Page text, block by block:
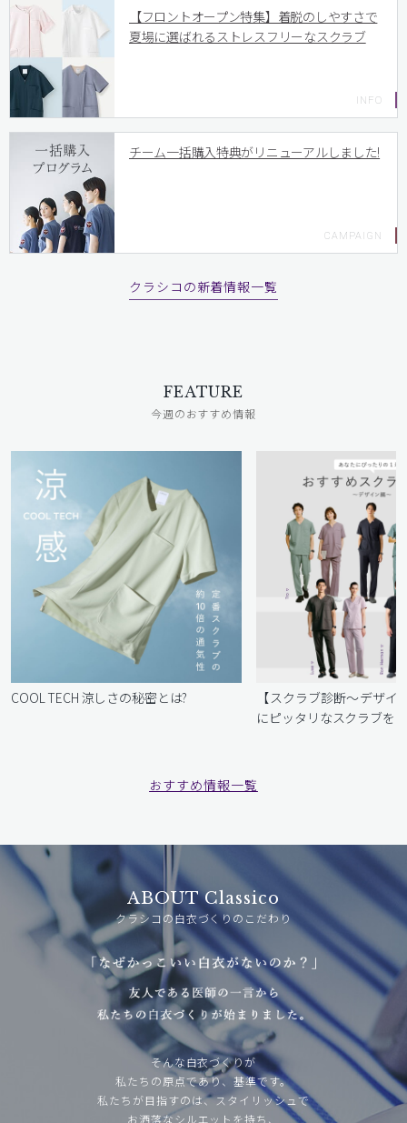
【フロントオープン特集】着脱のしやすさで
夏場に選ばれるストレスフリーなスクラブ
チーム一括購入特典がリニューアルしました!
クラシコの新着情報一覧
FEATURE
今週のおすすめ情報
COOL TECH 涼しさの秘密とは?
【スクラブ診断〜デザイ
にピッタリなスクラブを
おすすめ情報一覧
ABOUT Classico
クラシコの白衣づくりのこだわり
そんな白衣づくりが
私たちの原点であり、基準です。
私たちが目指すのは、スタイリッシュで
お洒落なシルエットを持ち、